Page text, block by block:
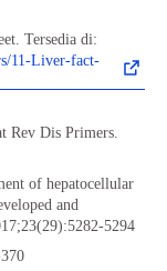
Tersedia di:
11-Liver-fact-
Rev Dis Primers.
of hepatocellular
and
5294